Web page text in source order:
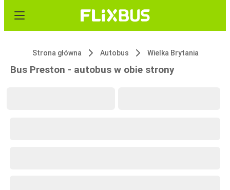
Strona główna Autobus Wielka Brytania
Bus Preston - autobus w obie strony